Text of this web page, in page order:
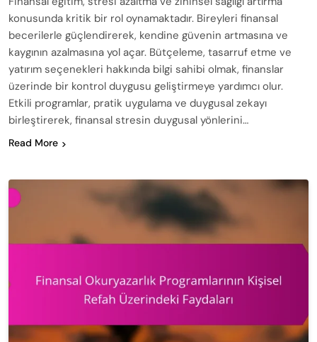
konusunda kritik bir rol oynamaktadır. Bireyleri finansal
becerilerle güçlendirerek, kendine güvenin artmasına ve
kaygının azalmasına yol açar. Bütçeleme, tasarruf etme ve
yatırım seçenekleri hakkında bilgi sahibi olmak, finanslar
üzerinde bir kontrol duygusu geliştirmeye yardımcı olur.
Etkili programlar, pratik uygulama ve duygusal zekayı
birleştirerek, finansal stresin duygusal yönlerini…
Read More